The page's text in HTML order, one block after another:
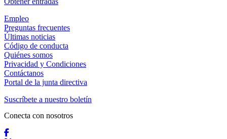
Empleo
Preguntas frecuentes
Últimas noticias
Código de conducta
Quiénes somos
Privacidad y Condiciones
Contáctanos
Portal de la junta directiva
Suscríbete a nuestro boletín
Conecta con nosotros
Facebook